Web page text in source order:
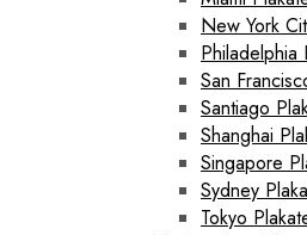
New York
Philadelphia
San
Santiago
Shanghai
Singapore
Sydney
Tokyo